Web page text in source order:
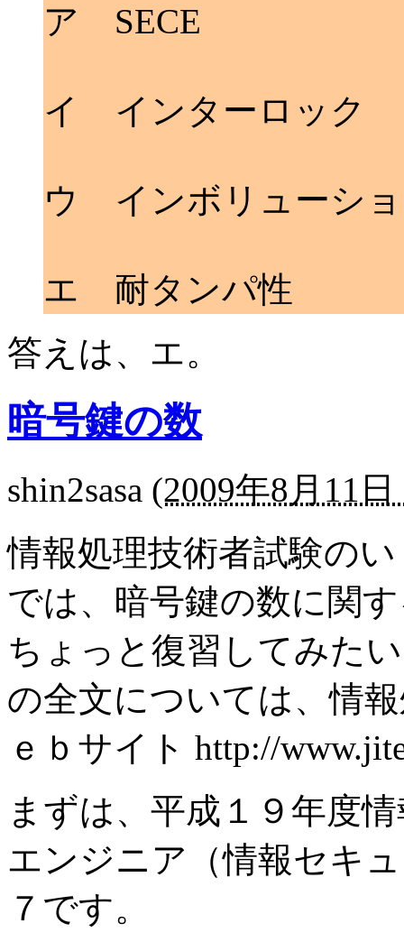
ア SECE
イ インターロック
ウ インボリューシ
エ 耐タンパ性
答えは、エ。
暗号鍵の数
shin2sasa (2009年8月11日
情報処理技術者試験の
では、暗号鍵の数に関
ちょっと復習してみた
の全文については、情
ｅｂサイト http://
まずは、平成１９年度
エンジニア（情報セキ
７です。